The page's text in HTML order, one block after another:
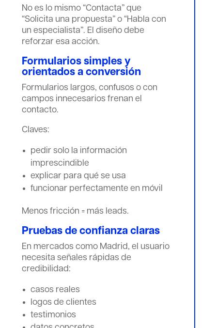
No es lo mismo “Contacta” que
“Solicita una propuesta” o “Habla con
un especialista”. El diseño debe
reforzar esa acción.
Formularios simples y
orientados a conversión
Formularios largos, confusos o con
campos innecesarios frenan el
contacto.
Claves:
pedir solo la información
imprescindible
explicar para qué se usa
funcionar perfectamente en móvil
Menos fricción = más leads.
Pruebas de confianza claras
En mercados como Madrid, el usuario
necesita señales rápidas de
credibilidad:
casos reales
logos de clientes
testimonios